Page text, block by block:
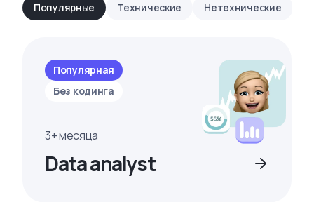
Популярные Технические Нетехнические
Популярная
Без кодинга
3+ месяца
Data analyst